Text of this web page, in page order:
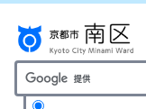
サイト内検索の範囲